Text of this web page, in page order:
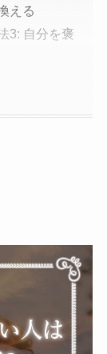
える
3: 自分を褒